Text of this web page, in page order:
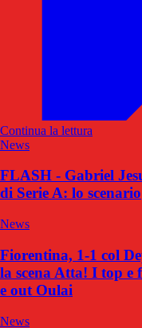
Continua la lettura
News
FLASH - Gabriel
di Serie A: lo scenario
News
Fiorentina, 1-1 col
la scena Atta! I top e
e out Oulai
News